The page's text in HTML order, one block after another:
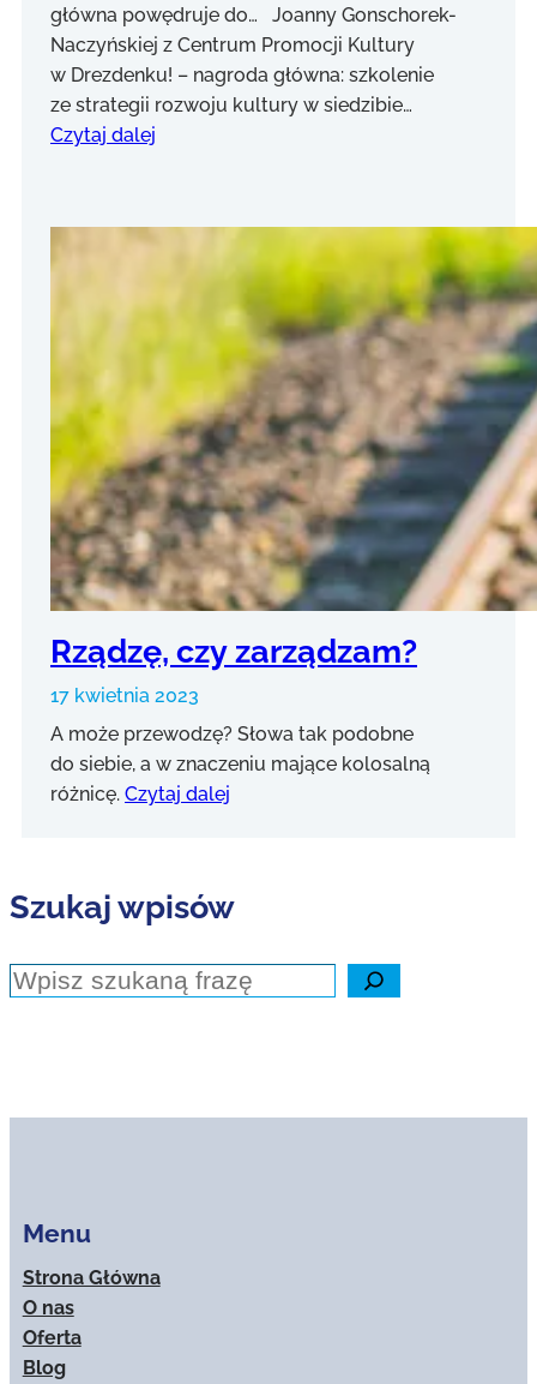
główna powędruje do… Joanny Gonschorek-
Naczyńskiej z Centrum Promocji Kultury
w Drezdenku! – nagroda główna: szkolenie
ze strategii rozwoju kultury w siedzibie…
Czytaj dalej
Rządzę, czy zarządzam?
17 kwietnia 2023
A może przewodzę? Słowa tak podobne
do siebie, a w znaczeniu mające kolosalną
różnicę. Czytaj dalej
Szukaj wpisów
Szukaj
Menu
Strona Główna
O nas
Oferta
Blog